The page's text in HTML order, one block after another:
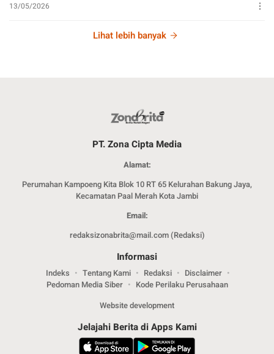
13/05/2026
Lihat lebih banyak
PT. Zona Cipta Media
Alamat:
Perumahan Kampoeng Kita Blok 10 RT 65 Kelurahan Bakung Jaya,
Kecamatan Paal Merah Kota Jambi
Email:
redaksizonabrita@mail.com (Redaksi)
Informasi
Indeks Tentang Kami Redaksi
Disclaimer
Pedoman Media Siber
Kode Perilaku Perusahaan
Website development
Jelajahi Berita di Apps Kami